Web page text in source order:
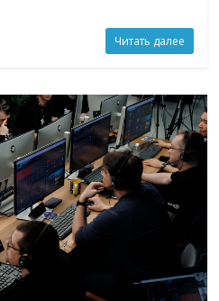
Читать далее